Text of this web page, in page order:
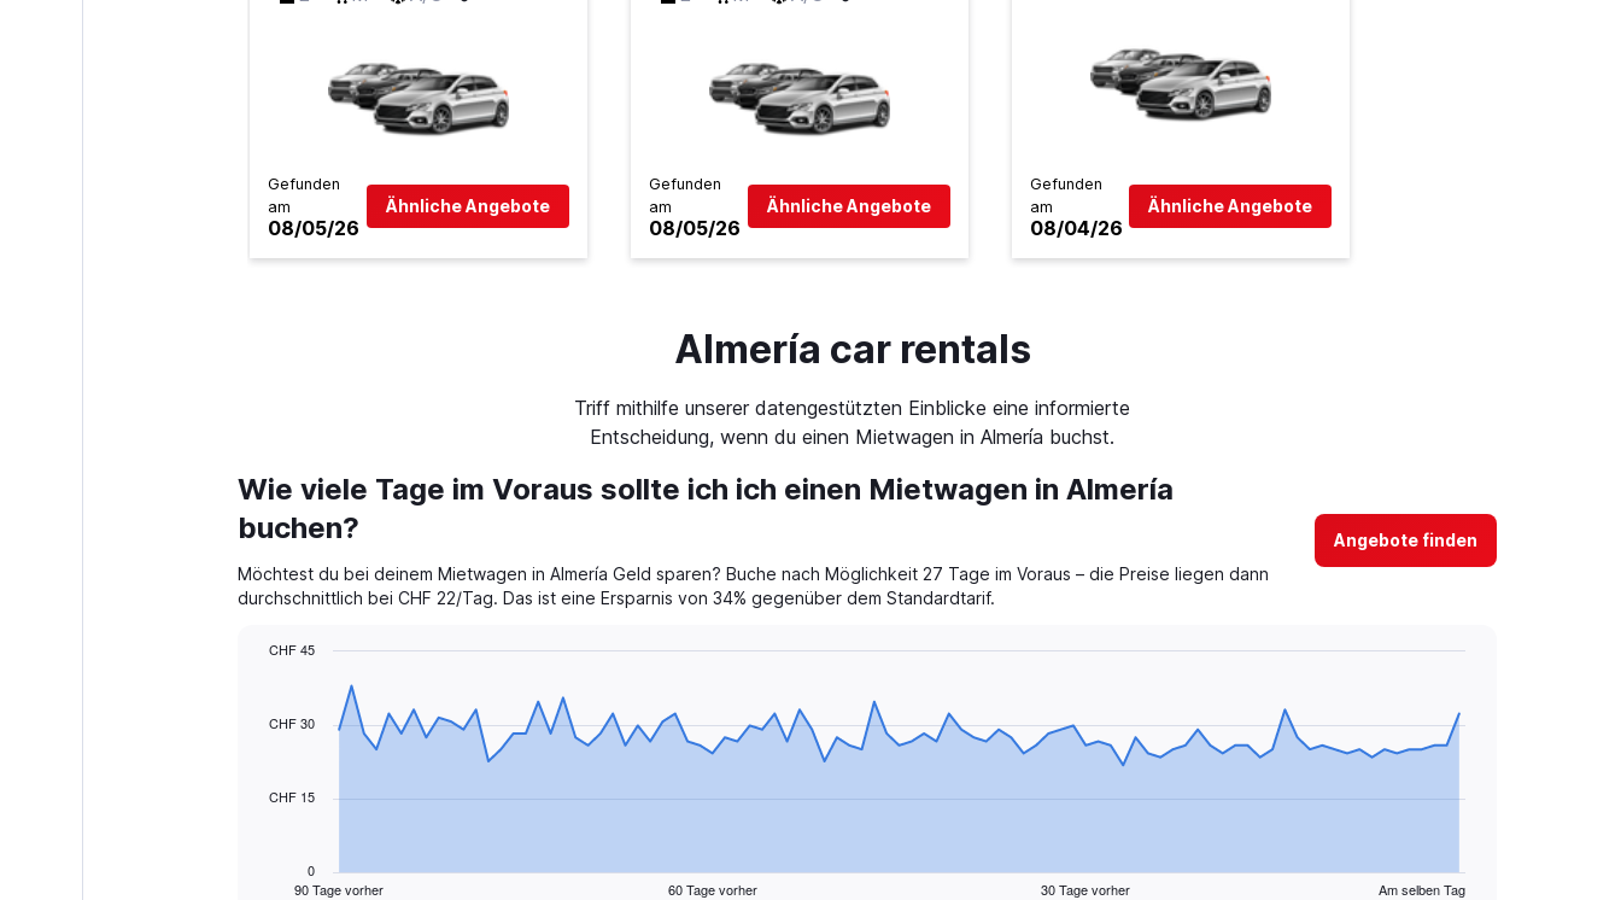
Gefunden
am
08/05/26
Ähnliche Angebote
Gefunden
am
08/05/26
Ähnliche Angebote
Gefunden
am
08/04/26
Ähnliche Angebote
Almería car rentals
Triff mithilfe unserer datengestützten Einblicke eine informierte
Entscheidung, wenn du einen Mietwagen in Almería buchst.
Wie viele Tage im Voraus sollte ich ich einen Mietwagen in Almería
buchen?
Möchtest du bei deinem Mietwagen in Almería Geld sparen? Buche nach Möglichkeit 27 Tage im Voraus – die Preise liegen dann
durchschnittlich bei CHF 22/Tag. Das ist eine Ersparnis von 34% gegenüber dem Standardtarif.
Angebote finden
data
The
90 Tage vorher 60 Tage vorher 30 Tage vorher Am selben Tag
0
CHF 15
CHF 30
CHF 45